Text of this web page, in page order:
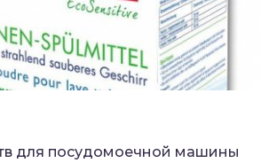
для посудомоечной машины